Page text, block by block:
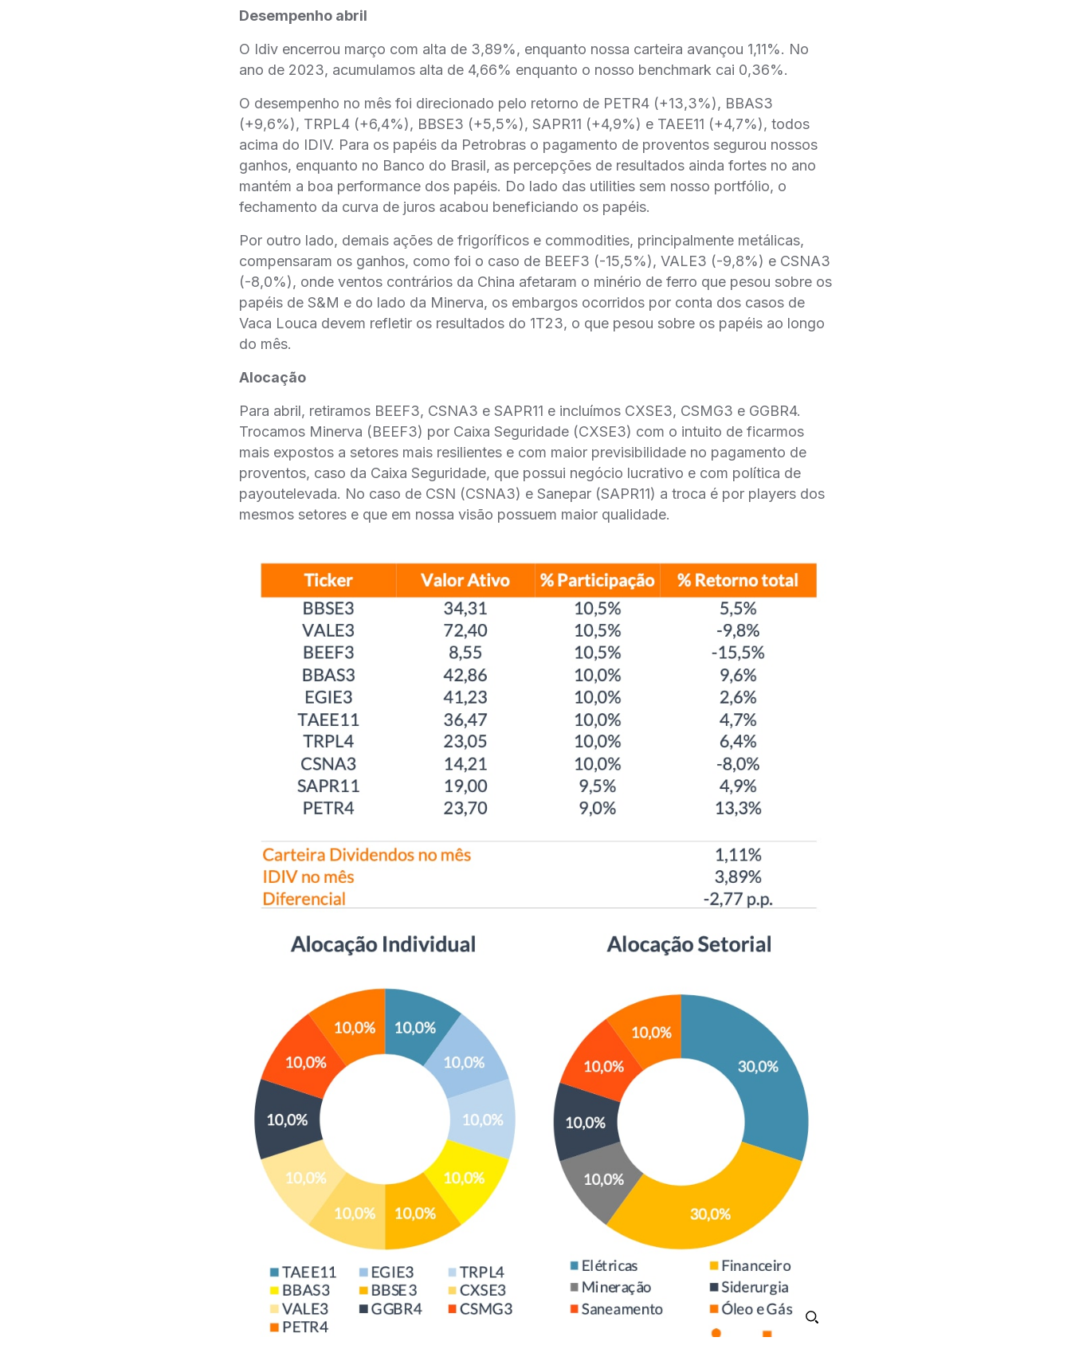
Desempenho abril
O Idiv encerrou março com alta de 3,89%, enquanto nossa carteira avançou 1,11%. No
ano de 2023, acumulamos alta de 4,66% enquanto o nosso benchmark cai 0,36%.
O desempenho no mês foi direcionado pelo retorno de PETR4 (+13,3%), BBAS3
(+9,6%), TRPL4 (+6,4%), BBSE3 (+5,5%), SAPR11 (+4,9%) e TAEE11 (+4,7%), todos
acima do IDIV. Para os papéis da Petrobras o pagamento de proventos segurou nossos
ganhos, enquanto no Banco do Brasil, as percepções de resultados ainda fortes no ano
mantém a boa performance dos papéis. Do lado das utilities sem nosso portfólio, o
fechamento da curva de juros acabou beneficiando os papéis.
Por outro lado, demais ações de frigoríficos e commodities, principalmente metálicas,
compensaram os ganhos, como foi o caso de BEEF3 (-15,5%), VALE3 (-9,8%) e CSNA3
(-8,0%), onde ventos contrários da China afetaram o minério de ferro que pesou sobre os
papéis de S&M e do lado da Minerva, os embargos ocorridos por conta dos casos de
Vaca Louca devem refletir os resultados do 1T23, o que pesou sobre os papéis ao longo
do mês.
Alocação
Para abril, retiramos BEEF3, CSNA3 e SAPR11 e incluímos CXSE3, CSMG3 e GGBR4.
Trocamos Minerva (BEEF3) por Caixa Seguridade (CXSE3) com o intuito de ficarmos
mais expostos a setores mais resilientes e com maior previsibilidade no pagamento de
proventos, caso da Caixa Seguridade, que possui negócio lucrativo e com política de
payoutelevada. No caso de CSN (CSNA3) e Sanepar (SAPR11) a troca é por players dos
mesmos setores e que em nossa visão possuem maior qualidade.